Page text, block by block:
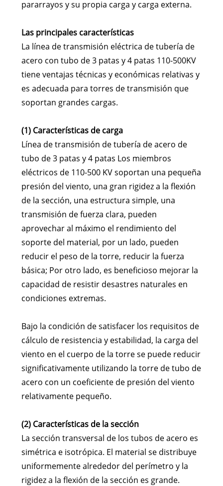
pararrayos y su propia carga y carga externa.
Las principales características
La línea de transmisión eléctrica de tubería de
acero con tubo de 3 patas y 4 patas 110-500KV
tiene ventajas técnicas y económicas relativas y
es adecuada para torres de transmisión que
soportan grandes cargas.
(1) Características de carga
Línea de transmisión de tubería de acero de
tubo de 3 patas y 4 patas Los miembros
eléctricos de 110-500 KV soportan una pequeña
presión del viento, una gran rigidez a la flexión
de la sección, una estructura simple, una
transmisión de fuerza clara, pueden
aprovechar al máximo el rendimiento del
soporte del material, por un lado, pueden
reducir el peso de la torre, reducir la fuerza
básica; Por otro lado, es beneficioso mejorar la
capacidad de resistir desastres naturales en
condiciones extremas.
Bajo la condición de satisfacer los requisitos de
cálculo de resistencia y estabilidad, la carga del
viento en el cuerpo de la torre se puede reducir
significativamente utilizando la torre de tubo de
acero con un coeficiente de presión del viento
relativamente pequeño.
(2) Características de la sección
La sección transversal de los tubos de acero es
simétrica e isotrópica. El material se distribuye
uniformemente alrededor del perímetro y la
rigidez a la flexión de la sección es grande.